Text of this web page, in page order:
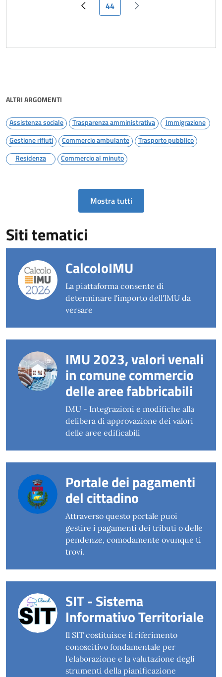
Pagina precedente
44 Pagina successiva
ALTRI ARGOMENTI
Assistenza sociale Trasparenza amministrativa
Immigrazione
Gestione rifiuti
Commercio ambulante
Trasporto pubblico
Residenza
Commercio al minuto
Mostra tutti
Siti tematici
CalcoloIMU
La piattaforma consente di
determinare l'importo dell'IMU da
versare
IMU 2023, valori venali
in comune commercio
delle aree fabbricabili
IMU - Integrazioni e modifiche alla
delibera di approvazione dei valori
delle aree edificabili
Portale dei pagamenti
del cittadino
Attraverso questo portale puoi
gestire i pagamenti dei tributi o delle
pendenze, comodamente ovunque ti
trovi.
SIT - Sistema
Informativo Territoriale
Il SIT costituisce il riferimento
conoscitivo fondamentale per
l'elaborazione e la valutazione degli
strumenti della pianificazione